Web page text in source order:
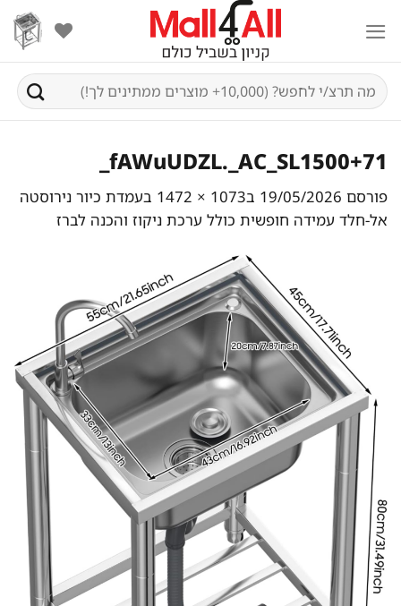
content
חיפוש
עבור:
71+fAWuUDZL._AC_SL1500_
פורסם 19/05/2026 ב1073 × 1472 בעמדת כיור נירוסטה
אל-חלד עמידה חופשית כולל ערכת ניקוז והכנה לברז